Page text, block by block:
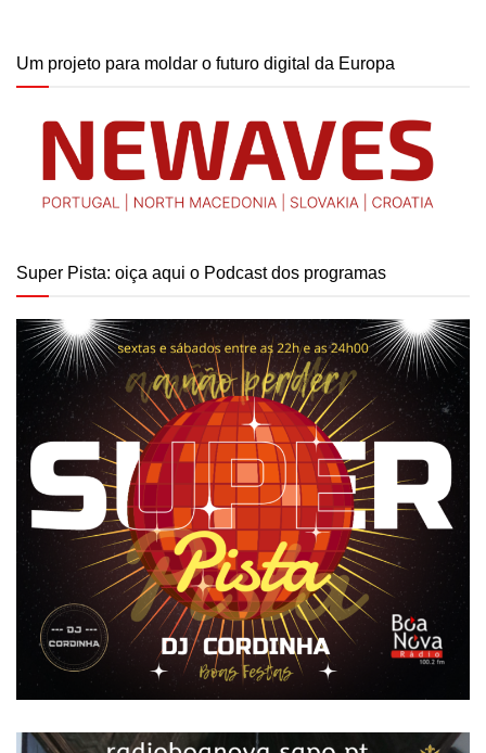
Um projeto para moldar o futuro digital da Europa
Super Pista: oiça aqui o Podcast dos programas